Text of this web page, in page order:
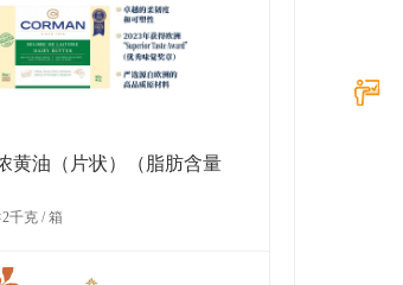
千克 / 箱
黄油（片状）（脂肪含量
千克 / 箱